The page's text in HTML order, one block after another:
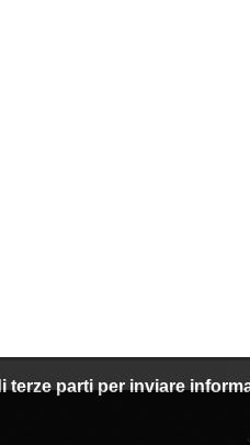
parti per inviare